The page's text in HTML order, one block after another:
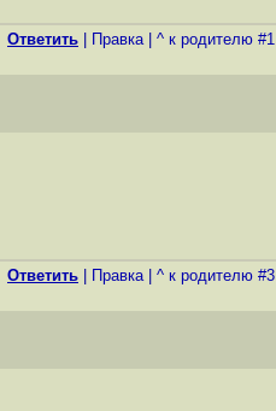
Ответить Правка| ^ к родителю #1
Ответить Правка| ^ к родителю #3